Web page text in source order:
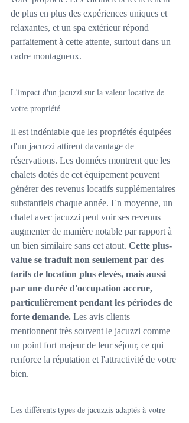
de plus en plus des expériences uniques et
relaxantes, et un spa extérieur répond
parfaitement à cette attente, surtout dans un
cadre montagneux.
L'impact d'un jacuzzi sur la valeur locative de
votre propriété
Il est indéniable que les propriétés équipées
d'un jacuzzi attirent davantage de
réservations. Les données montrent que les
chalets dotés de cet équipement peuvent
générer des revenus locatifs supplémentaires
substantiels chaque année. En moyenne, un
chalet avec jacuzzi peut voir ses revenus
augmenter de manière notable par rapport à
un bien similaire sans cet atout. Cette plus-
value se traduit non seulement par des
tarifs de location plus élevés, mais aussi
par une durée d'occupation accrue,
particulièrement pendant les périodes de
forte demande. Les avis clients
mentionnent très souvent le jacuzzi comme
un point fort majeur de leur séjour, ce qui
renforce la réputation et l'attractivité de votre
bien.
Les différents types de jacuzzis adaptés à votre